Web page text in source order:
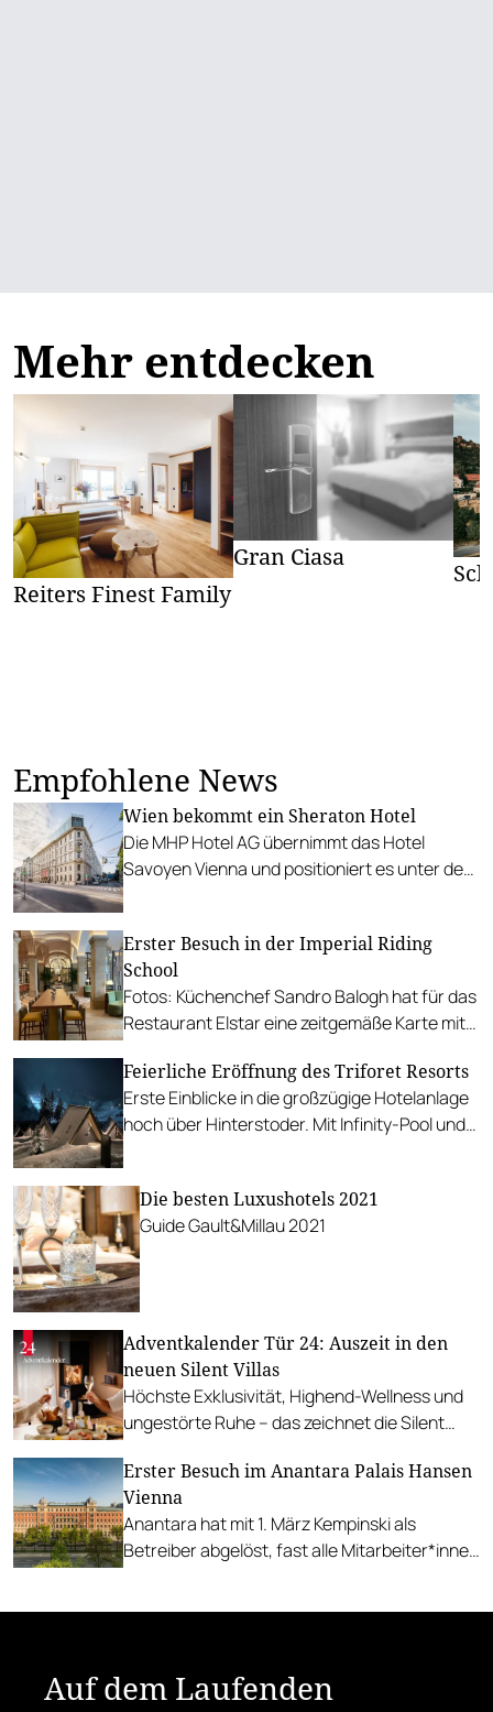
Mehr entdecken
Reiters Finest Family
Gran Ciasa
Empfohlene News
Wien bekommt ein Sheraton Hotel
Die MHP Hotel AG übernimmt das Hotel
Savoyen Vienna und positioniert es unter der
Erster Besuch in der Imperial Riding
School
Fotos: Küchenchef Sandro Balogh hat für das
Restaurant Elstar eine zeitgemäße Karte mit
Feierliche Eröffnung des Triforet Resorts
Erste Einblicke in die großzügige Hotelanlage
hoch über Hinterstoder. Mit Infinity-Pool und
Die besten Luxushotels 2021
Guide Gault&Millau 2021
Adventkalender Tür 24: Auszeit in den
neuen Silent Villas
Höchste Exklusivität, Highend-Wellness und
ungestörte Ruhe – das zeichnet die Silent
verlosen eine Nacht.
Erster Besuch im Anantara Palais Hansen
Vienna
Anantara hat mit 1. März Kempinski als
Betreiber abgelöst, fast alle Mitarbeiter*innen
Auf dem Laufenden